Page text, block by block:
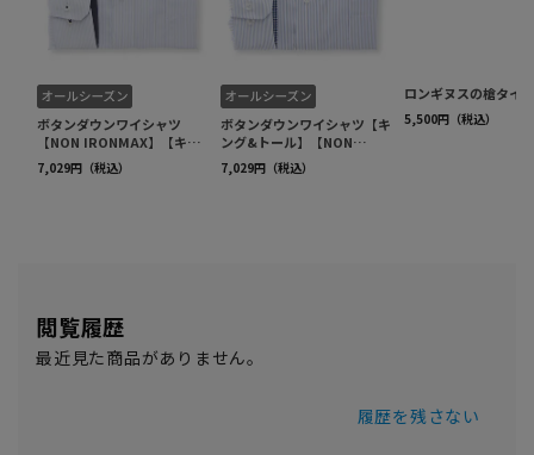
閲覧履歴
最近見た商品がありません。
履歴を残さない